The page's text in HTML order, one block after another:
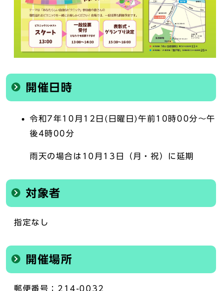
開催日時
令和7年10月12日(日曜日)午前10時00分～午
後4時00分
雨天の場合は10月13日（月・祝）に延期
対象者
指定なし
開催場所
郵便番号：214-0032